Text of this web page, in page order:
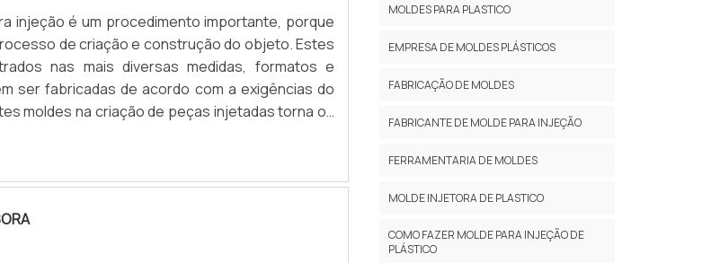
injeção é um procedimento importante, porque
de criação e construção do objeto. Estes
nas mais diversas medidas, formatos e
ser fabricadas de acordo com a exigências do
moldes na criação de peças injetadas torna os
e funcionais. A fabricação de moldes ...
MOLDES PARA PLASTICO
EMPRESA DE MOLDES PLÁSTICOS
FABRICAÇÃO DE MOLDES
FABRICANTE DE MOLDE PARA INJEÇÃO
FERRAMENTARIA DE MOLDES
MOLDE INJETORA DE PLASTICO
COMO FAZER MOLDE PARA INJEÇÃO DE
PLÁSTICO